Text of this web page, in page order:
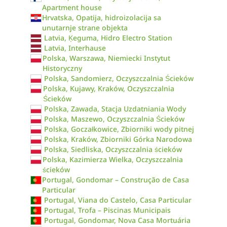
Apartment house
Hrvatska, Opatija, hidroizolacija sa
unutarnje strane objekta
Latvia, Ķeguma, Hidro Electro Station
Latvia, Interhause
Polska, Warszawa, Niemiecki Instytut
Historyczny
Polska, Sandomierz, Oczyszczalnia Ścieków
Polska, Kujawy, Kraków, Oczyszczalnia
Ścieków
Polska, Zawada, Stacja Uzdatniania Wody
Polska, Maszewo, Oczyszczalnia Ścieków
Polska, Goczałkowice, Zbiorniki wody pitnej
Polska, Kraków, Zbiorniki Górka Narodowa
Polska, Siedliska, Oczyszczalnia ścieków
Polska, Kazimierza Wielka, Oczyszczalnia
ścieków
Portugal, Gondomar – Construção de Casa
Particular
Portugal, Viana do Castelo, Casa Particular
Portugal, Trofa – Piscinas Municipais
Portugal, Gondomar, Nova Casa Mortuária